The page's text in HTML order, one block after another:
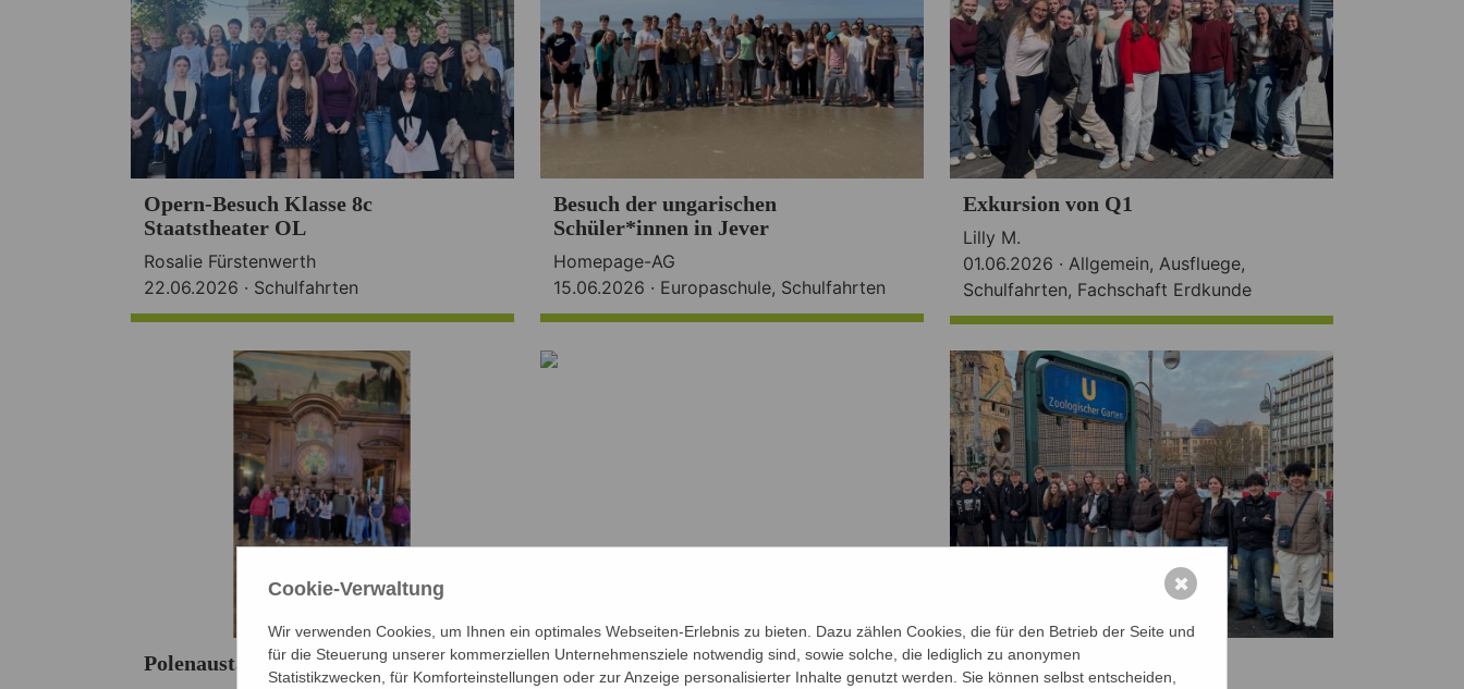
Opern-Besuch Klasse 8c
Staatstheater OL
Rosalie Fürstenwerth
22.06.2026 · Schulfahrten
Besuch der ungarischen
Schüler*innen in Jever
Homepage-AG
15.06.2026 · Europaschule, Schulfahrten
Exkursion von Q1
Lilly M.
01.06.2026 · Allgemein, Ausfluege,
Schulfahrten, Fachschaft Erdkunde
Polenaustausch 2026 Jahrgangsfahrt nach Aachen Berlinfahrt 2026
Cookie-Verwaltung
Wir verwenden Cookies, um Ihnen ein optimales Webseiten-Erlebnis zu bieten. Dazu zählen Cookies, die für den Betrieb der Seite und
für die Steuerung unserer kommerziellen Unternehmensziele notwendig sind, sowie solche, die lediglich zu anonymen
Statistikzwecken, für Komforteinstellungen oder zur Anzeige personalisierter Inhalte genutzt werden. Sie können selbst entscheiden,
✖